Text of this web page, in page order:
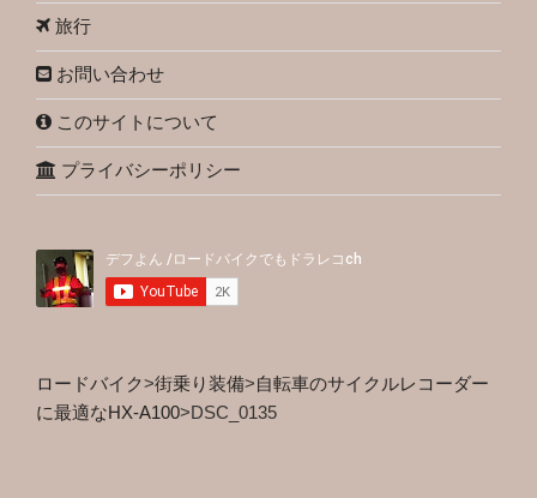
旅行
お問い合わせ
このサイトについて
プライバシーポリシー
ロードバイク>街乗り装備>自転車のサイクルレコーダー
に最適なHX-A100>DSC_0135